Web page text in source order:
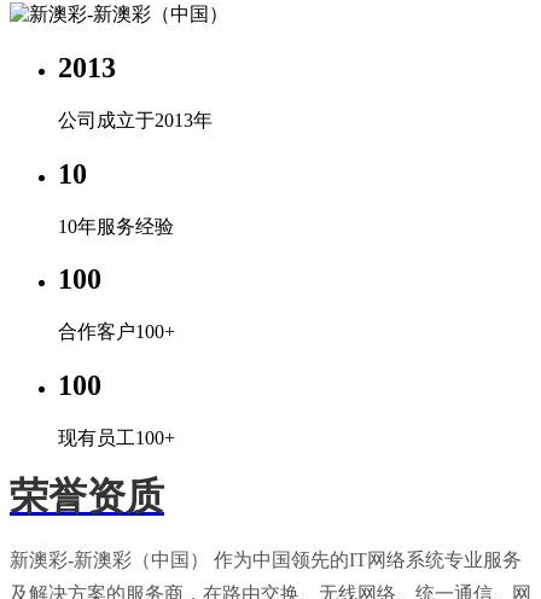
2013
公司成立于2013年
10
10年服务经验
100
合作客户100+
100
现有员工100+
荣誉资质
新澳彩-新澳彩（中国） 作为中国领先的IT网络系统专业服务
及解决方案的服务商，在路由交换、无线网络、统一通信、网